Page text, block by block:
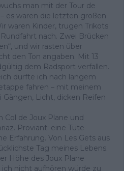
man mit der Tour de
es waren die letzten großen
waren Kinder, trugen Trikots
nach. Zwei Brücken
und wir rasten über
den Ton angaben. Mit 13
dem Radsport verfallen.
durfte ich nach langem
fahren – mit meinem
Gängen, Licht, dicken Reifen
Col de Joux Plane und
Proviant: eine Tüte
Erfahrung. Von Les Gets aus
Tag meines Lebens.
Höhe des Joux Plane
nicht aufhören würde zu